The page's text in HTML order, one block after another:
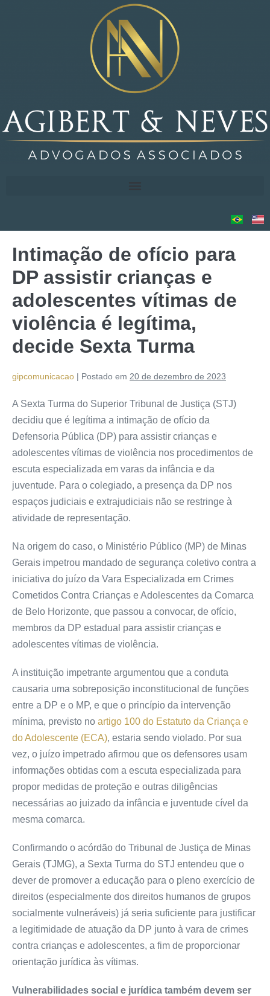
Intimação de ofício para
DP assistir crianças e
adolescentes vítimas de
violência é legítima,
decide Sexta Turma
gipcomunicacao | Postado em 20 de dezembro de 2023
A Sexta Turma do Superior Tribunal de Justiça (STJ)
decidiu que é legítima a intimação de ofício da
Defensoria Pública (DP) para assistir crianças e
adolescentes vítimas de violência nos procedimentos de
escuta especializada em varas da infância e da
juventude. Para o colegiado, a presença da DP nos
espaços judiciais e extrajudiciais não se restringe à
atividade de representação.
Na origem do caso, o Ministério Público (MP) de Minas
Gerais impetrou mandado de segurança coletivo contra a
iniciativa do juízo da Vara Especializada em Crimes
Cometidos Contra Crianças e Adolescentes da Comarca
de Belo Horizonte, que passou a convocar, de ofício,
membros da DP estadual para assistir crianças e
adolescentes vítimas de violência.
A instituição impetrante argumentou que a conduta
causaria uma sobreposição inconstitucional de funções
entre a DP e o MP, e que o princípio da intervenção
mínima, previsto no artigo 100 do Estatuto da Criança e
do Adolescente (ECA), estaria sendo violado. Por sua
vez, o juízo impetrado afirmou que os defensores usam
informações obtidas com a escuta especializada para
propor medidas de proteção e outras diligências
necessárias ao juizado da infância e juventude cível da
mesma comarca.
Confirmando o acórdão do Tribunal de Justiça de Minas
Gerais (TJMG), a Sexta Turma do STJ entendeu que o
dever de promover a educação para o pleno exercício de
direitos (especialmente dos direitos humanos de grupos
socialmente vulneráveis) já seria suficiente para justificar
a legitimidade de atuação da DP junto à vara de crimes
contra crianças e adolescentes, a fim de proporcionar
orientação jurídica às vítimas.
Vulnerabilidades social e jurídica também devem ser